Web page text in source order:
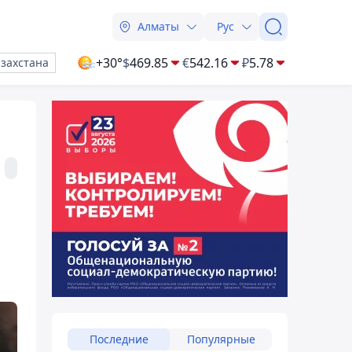
Алматы Рус
+30°$469.85 €542.16 ₽5.78
Последние Популярные